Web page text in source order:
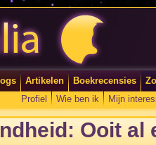
Artikelen Boekrecensies
Profiel
Wie ben ik Mijn
Ooit al